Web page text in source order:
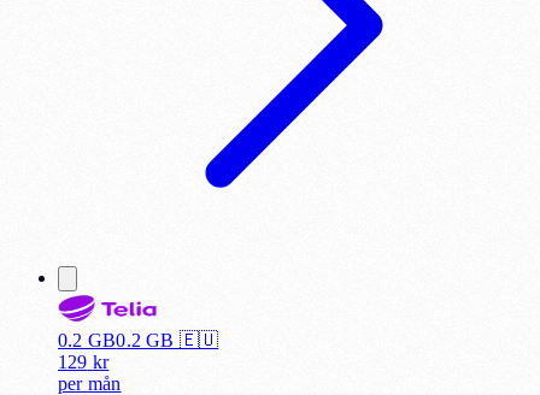
0.2 GB0.2 GB 🇪🇺
129 kr
per mån